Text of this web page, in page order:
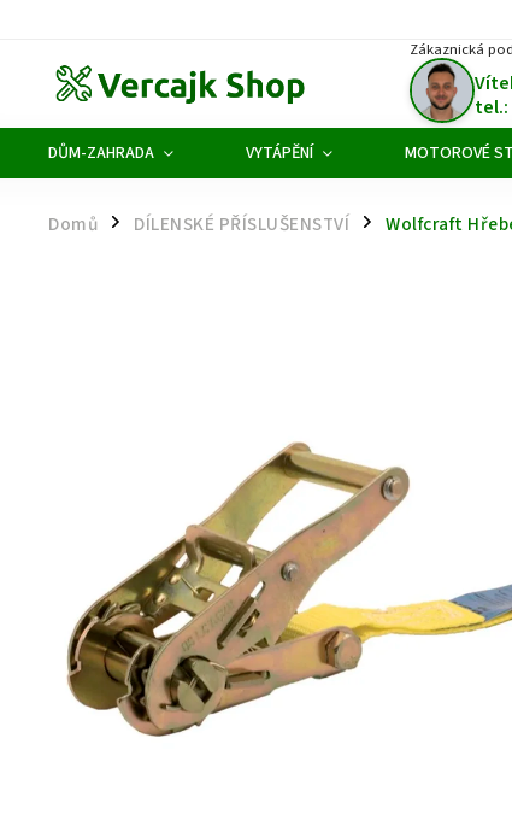
Zákaznická
tel.:
DŮM-ZAHRADA VYTÁPĚNÍ MOTOROVÉ
Domů / DÍLENSKÉ PŘÍSLUŠENSTVÍ / Wolfcraft